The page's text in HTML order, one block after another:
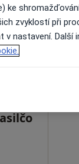
ke
zvyklostí při
v nastavení. Další